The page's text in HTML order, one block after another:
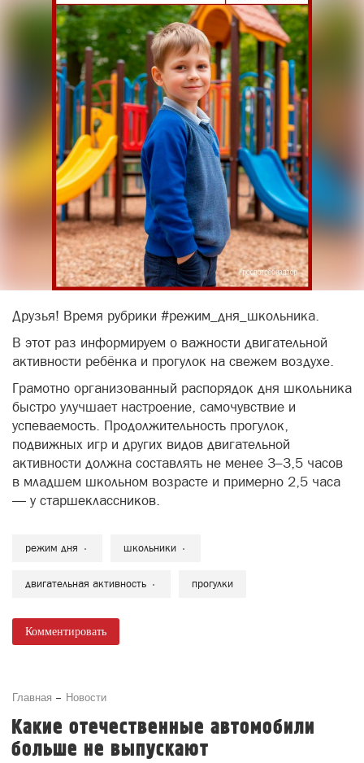
Друзья! Время рубрики #режим_дня_школьника.
В этот раз информируем о важности двигательной
активности ребёнка и прогулок на свежем воздухе.
Грамотно организованный распорядок дня школьника
быстро улучшает настроение, самочувствие и
успеваемость. Продолжительность прогулок,
подвижных игр и других видов двигательной
активности должна составлять не менее 3–3,5 часов
в младшем школьном возрасте и примерно 2,5 часа
— у старшеклассников.
режим дня школьники
двигательная активность прогулки
Комментировать
Главная Новости
Какие отечественные автомобили
больше не выпускают